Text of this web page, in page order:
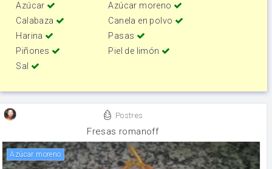
Azúcar
Azúcar moreno
Calabaza
Canela en polvo
Harina
Pasas
Piñones
Piel de limón
Sal
Postres
Fresas romanoff
Azúcar moreno